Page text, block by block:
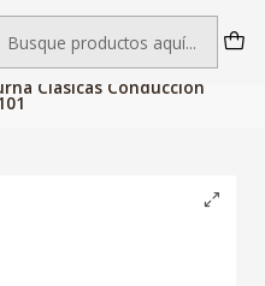
rápidas 1–5 días hábiles
Gafas Hombre
Clasicas Conduccion